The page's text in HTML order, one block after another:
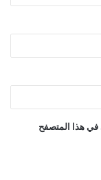
في هذا المتصفح